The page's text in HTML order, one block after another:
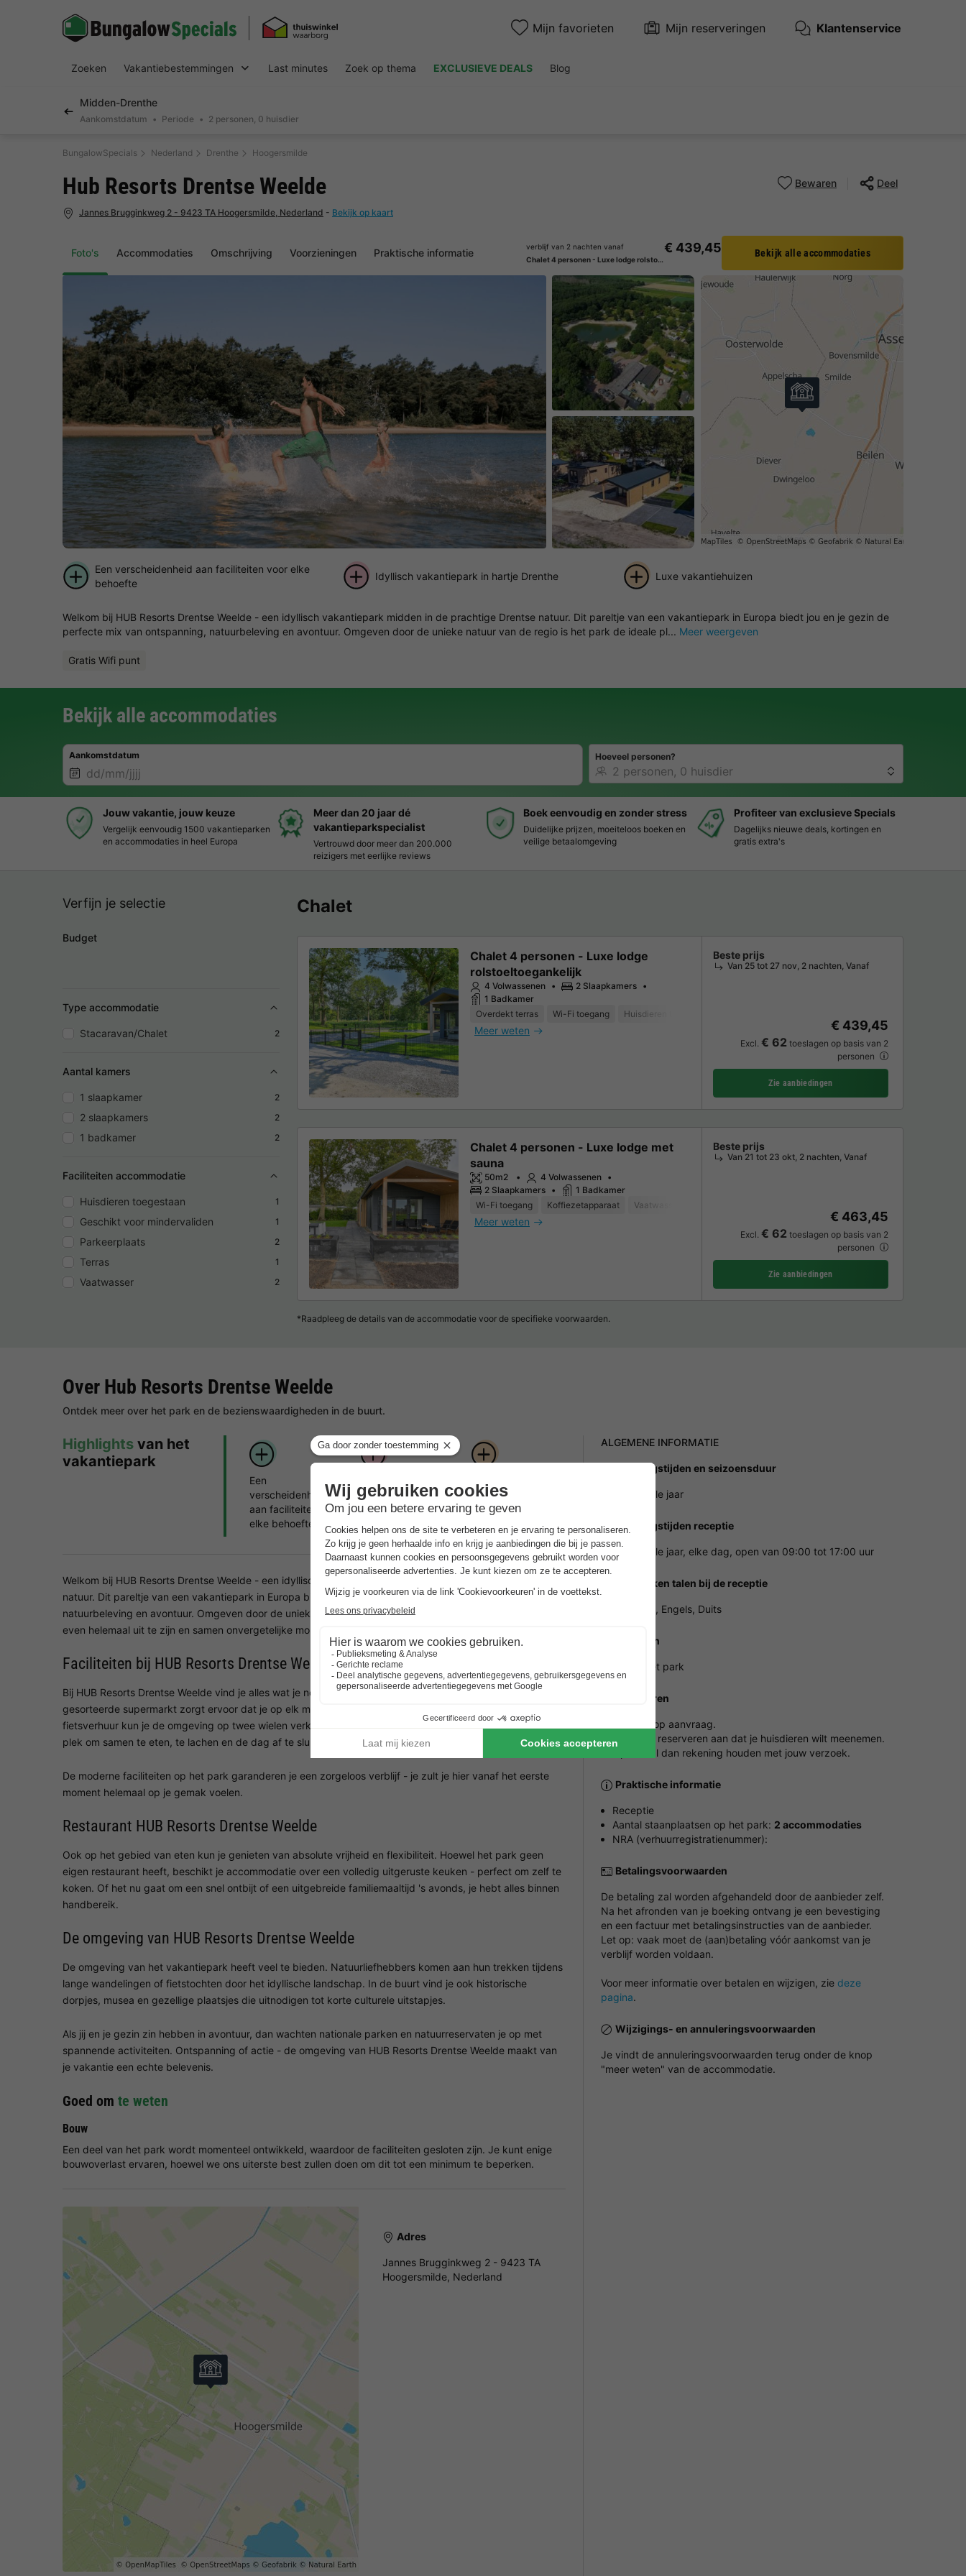
Mijn favorieten Mijn reserveringen Klantenservice
Zoeken Vakantiebestemmingen Last minutes Zoek op thema EXCLUSIEVE DEALS Blog
Midden-Drenthe
Aankomstdatum Periode 2 personen, 0 huisdier
BungalowSpecials Nederland Drenthe Hoogersmilde
Foto's Accommodaties Omschrijving Voorzieningen Praktische informatie
verblijf van 2 nachten vanaf
Chalet 4 personen - Luxe lodge rolstoeltoegankelijk
€ 439,45 Bekijk alle accommodaties
Hub Resorts Drentse Weelde Bewaren Deel
Jannes Brugginkweg 2 - 9423 TA Hoogersmilde, Nederland - Bekijk op kaart
foto's
Een verscheidenheid aan faciliteiten voor elke
behoefte
Idyllisch vakantiepark in hartje Drenthe Luxe vakantiehuizen
Welkom bij HUB Resorts Drentse Weelde - een idyllisch vakantiepark midden in de prachtige Drentse natuur. Dit pareltje van een vakantiepark in Europa biedt jou en je gezin de
perfecte mix van ontspanning, natuurbeleving en avontuur. Omgeven door de unieke natuur van de regio is het park de ideale pl... Meer weergeven
Gratis Wifi punt
Bekijk alle accommodaties
Aankomstdatum Hoeveel personen?
Jouw vakantie, jouw keuze
Vergelijk eenvoudig 1500 vakantieparken
en accommodaties in heel Europa
Meer dan 20 jaar dé
vakantieparkspecialist
Vertrouwd door meer dan 200.000
reizigers met eerlijke reviews
Boek eenvoudig en zonder stress
Duidelijke prijzen, moeiteloos boeken en
veilige betaalomgeving
Profiteer van exclusieve Specials
Dagelijks nieuwe deals, kortingen en
gratis extra's
Verfijn je selectie
Budget
Type accommodatie
Stacaravan/Chalet 2
Aantal kamers
1 slaapkamer 2
2 slaapkamers 2
1 badkamer 2
Faciliteiten accommodatie
Huisdieren toegestaan 1
Geschikt voor mindervaliden 1
Parkeerplaats 2
Terras 1
Vaatwasser 2
Chalet
Chalet 4 personen - Luxe lodge
rolstoeltoegankelijk
4 Volwassenen
2 Slaapkamers
1 Badkamer
Overdekt terras
Wi-Fi toegang Huisdieren toegestaan *
Meer weten
Beste prijs
Van 25 tot 27 nov, 2 nachten, Vanaf
€ 439,45
Excl. € 62 toeslagen op basis van 2
personen
Zie aanbiedingen
Chalet 4 personen - Luxe lodge met
sauna
50m2
4 Volwassenen
2 Slaapkamers
1 Badkamer
Wi-Fi toegang
Koffiezetapparaat Vaatwasser
Meer weten
Beste prijs
Van 21 tot 23 okt, 2 nachten, Vanaf
€ 463,45
Excl. € 62 toeslagen op basis van 2
personen
Zie aanbiedingen
*Raadpleeg de details van de accommodatie voor de specifieke voorwaarden.
Over Hub Resorts Drentse Weelde
Ontdek meer over het park en de bezienswaardigheden in de buurt.
Highlights van het
vakantiepark
Een
verscheidenheid
aan faciliteiten voor
elke behoefte
vakantiepark in
hartje Drenthe
vakantiehuizen
Welkom bij HUB Resorts Drentse Weelde - een idyllisch vakantiepark midden in de prachtige Drentse
natuur. Dit pareltje van een vakantiepark in Europa biedt jou en je gezin de perfecte mix van ontspanning,
natuurbeleving en avontuur. Omgeven door de unieke natuur van de regio is het park de ideale plek om er
even helemaal uit te zijn en samen onvergetelijke momenten te beleven.
Faciliteiten bij HUB Resorts Drentse Weelde
Bij HUB Resorts Drentse Weelde vind je alles wat je nodig hebt voor een ontspannen vakantie. De goed
gesorteerde supermarkt zorgt ervoor dat je op elk moment verse levensmiddelen kunt inslaan. Met de
fietsverhuur kun je de omgeving op twee wielen verkennen. En de barbecueplaatsen zijn een geweldige
plek om samen te eten, te lachen en de dag af te sluiten.
De moderne faciliteiten op het park garanderen je een zorgeloos verblijf - je zult je hier vanaf het eerste
moment helemaal op je gemak voelen.
Restaurant HUB Resorts Drentse Weelde
Ook op het gebied van eten kun je genieten van absolute vrijheid en flexibiliteit. Hoewel het park geen
eigen restaurant heeft, beschikt je accommodatie over een volledig uitgeruste keuken - perfect om zelf te
koken. Of het nu gaat om een snel ontbijt of een uitgebreide familiemaaltijd 's avonds, je hebt alles binnen
handbereik.
De omgeving van HUB Resorts Drentse Weelde
De omgeving van het vakantiepark heeft veel te bieden. Natuurliefhebbers komen aan hun trekken tijdens
lange wandelingen of fietstochten door het idyllische landschap. In de buurt vind je ook historische
dorpjes, musea en gezellige plaatsjes die uitnodigen tot korte culturele uitstapjes.
Als jij en je gezin zin hebben in avontuur, dan wachten nationale parken en natuurreservaten je op met
spannende activiteiten. Ontspanning of actie - de omgeving van HUB Resorts Drentse Weelde maakt van
je vakantie een echte belevenis.
Goed om te weten
Bouw
Een deel van het park wordt momenteel ontwikkeld, waardoor de faciliteiten gesloten zijn. Je kunt enige
bouwoverlast ervaren, hoewel we ons uiterste best zullen doen om dit tot een minimum te beperken.
Adres
Jannes Brugginkweg 2 - 9423 TA
Hoogersmilde, Nederland
ALGEMENE INFORMATIE
Openingstijden en seizoensduur
Het gehele jaar
Openingstijden receptie
Het gehele jaar, elke dag, open van 09:00 tot 17:00 uur
Gesproken talen bij de receptie
Nederlands, Engels, Duits
Parkeren
Buiten het park
Huisdieren
Huisdieren op aanvraag.
Geef bij het reserveren aan dat je huisdieren wilt meenemen.
Het park zal dan rekening houden met jouw verzoek.
Praktische informatie
Receptie
Aantal staanplaatsen op het park: 2 accommodaties
NRA (verhuurregistratienummer):
Betalingsvoorwaarden
De betaling zal worden afgehandeld door de aanbieder zelf.
Na het afronden van je boeking ontvang je een bevestiging
en een factuur met betalingsinstructies van de aanbieder.
Let op: vaak moet de (aan)betaling vóór aankomst van je
verblijf worden voldaan.
Voor meer informatie over betalen en wijzigen, ziedeze
pagina.
Wijzigings- en annuleringsvoorwaarden
Je vindt de annuleringsvoorwaarden terug onder de knop
"meer weten" van de accommodatie.